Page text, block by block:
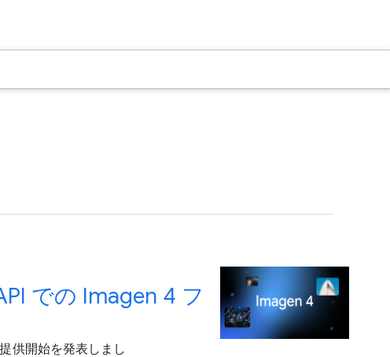
での Imagen 4 フ
供開始を発表しまし